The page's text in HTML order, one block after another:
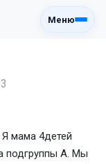
Меню
Я мама 4детей
подгруппы А. Мы